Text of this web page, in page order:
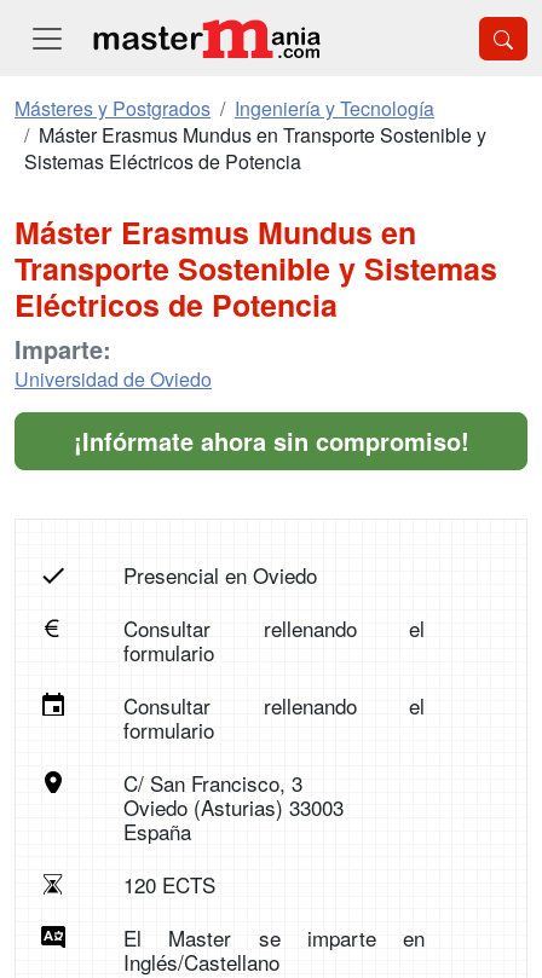
Másteres y Postgrados
Ingeniería y Tecnología
Máster Erasmus Mundus en Transporte Sostenible y
Sistemas Eléctricos de Potencia
Máster Erasmus Mundus en
Transporte Sostenible y Sistemas
Eléctricos de Potencia
Imparte:
Universidad de Oviedo
¡Infórmate ahora sin compromiso!
Presencial en Oviedo
Consultar rellenando el
formulario
Consultar rellenando el
formulario
C/ San Francisco, 3
Oviedo (Asturias) 33003
España
120 ECTS
El Master se imparte en
Inglés/Castellano